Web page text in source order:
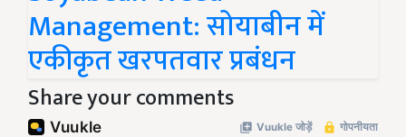
Management: सोयाबीन में
एकीकृत खरपतवार प्रबंधन
Share your comments